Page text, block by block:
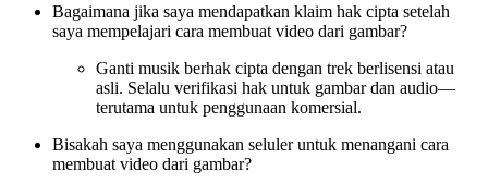
Bagaimana jika saya mendapatkan klaim hak cipta setelah
saya mempelajari cara membuat video dari gambar?
Ganti musik berhak cipta dengan trek berlisensi atau
asli. Selalu verifikasi hak untuk gambar dan audio—
terutama untuk penggunaan komersial.
Bisakah saya menggunakan seluler untuk menangani cara
membuat video dari gambar?